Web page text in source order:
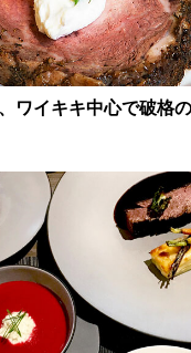
ワイキキ中心で破格